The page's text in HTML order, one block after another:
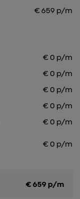
€659 p/m
€ 0 p/m
€ 0 p/m
€ 0 p/m
€ 0 p/m
€ 0 p/m
€ 0 p/m
€659 p/m